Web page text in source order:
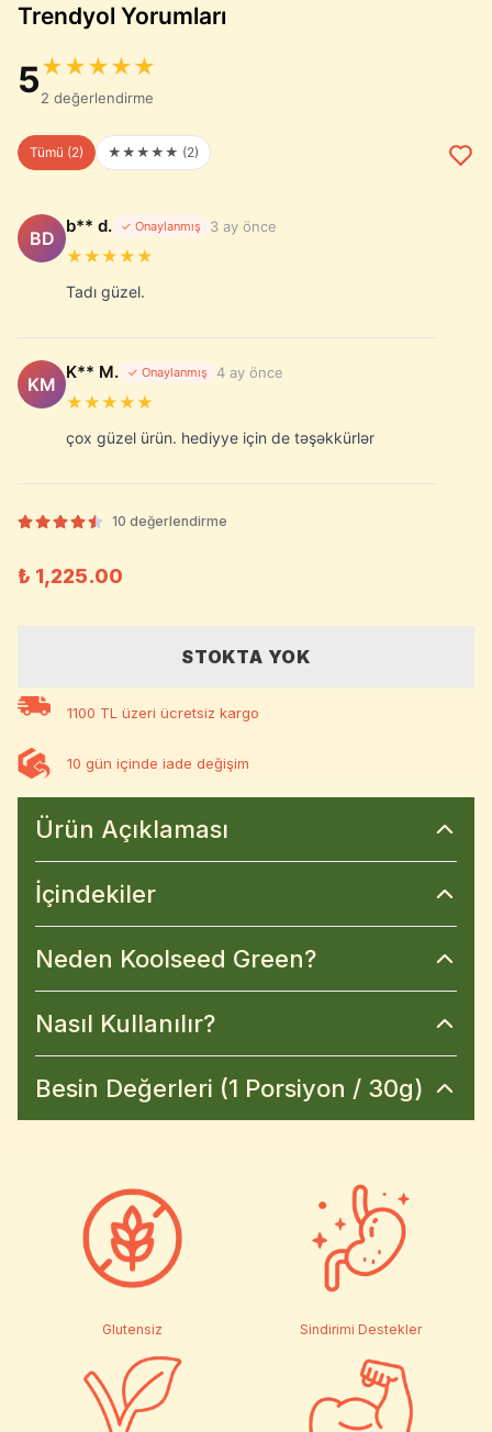
Trendyol Yorumları
5★★★★★
2 değerlendirme
Tümü (2) ★★★★★ (2)
BD
b** d. ✓ Onaylanmış 3 ay önce
★★★★★
Tadı güzel.
KM
K** M. ✓ Onaylanmış 4 ay önce
★★★★★
çox güzel ürün. hediyye için de təşəkkürlər
10 değerlendirme
₺ 1,225.00
STOKTA YOK
1100 TL üzeri ücretsiz kargo
10 gün içinde iade değişim
Ürün Açıklaması
İçindekiler
Neden Koolseed Green?
Nasıl Kullanılır?
Besin Değerleri (1 Porsiyon / 30g)
Glutensiz Sindirimi Destekler